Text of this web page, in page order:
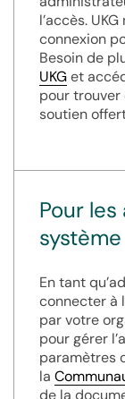
l’accès.
connexion
Besoin de
UKGet
pour trouver
soutien
Pour
système
En tant
connecter à
par votre
pour gérer
paramètres
la
de la